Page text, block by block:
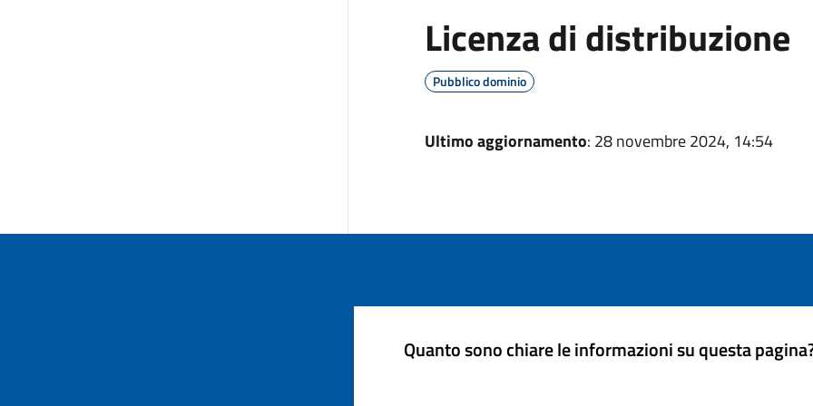
Licenza di distribuzione
Pubblico dominio
Ultimo aggiornamento: 28 novembre 2024, 14:54
Quanto sono chiare le informazioni su questa